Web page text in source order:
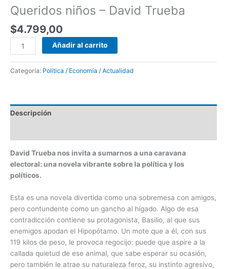
Queridos niños – David Trueba
$4.799,00
Añadir al carrito
Categoría: Política / Economía / Actualidad
Descripción
David Trueba nos invita a sumarnos a una caravana
electoral: una novela vibrante sobre la política y los
políticos.
Esta es una novela divertida como una sobremesa con amigos,
pero contundente como un gancho al hígado. Algo de esa
contradicción contiene su protagonista, Basilio, al que sus
enemigos apodan el Hipopótamo. Un mote que a él, con sus
119 kilos de peso, le provoca regocijo: puede que aspire a la
callada quietud de ese animal, que sabe esperar su ocasión,
pero también le atrae su naturaleza feroz, su instinto agresivo,